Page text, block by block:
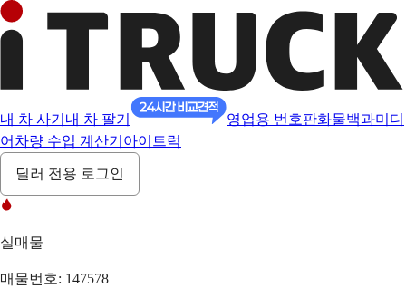
내 차 사기 내 차 팔기 영업용 번호판화물백과미디
어 차량 수입 계산기 아이트럭
딜러 전용 로그인
실매물
매물번호: 147578